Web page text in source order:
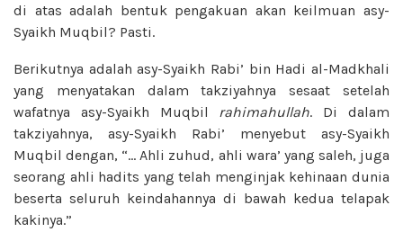
di atas adalah bentuk pengakuan akan keilmuan asy-
Syaikh Muqbil? Pasti.
Berikutnya adalah asy-Syaikh Rabi’ bin Hadi al-Madkhali
yang menyatakan dalam takziyahnya sesaat setelah
wafatnya asy-Syaikh Muqbil rahimahullah. Di dalam
takziyahnya, asy-Syaikh Rabi’ menyebut asy-Syaikh
Muqbil dengan, “… Ahli zuhud, ahli wara’ yang saleh, juga
seorang ahli hadits yang telah menginjak kehinaan dunia
beserta seluruh keindahannya di bawah kedua telapak
kakinya.”